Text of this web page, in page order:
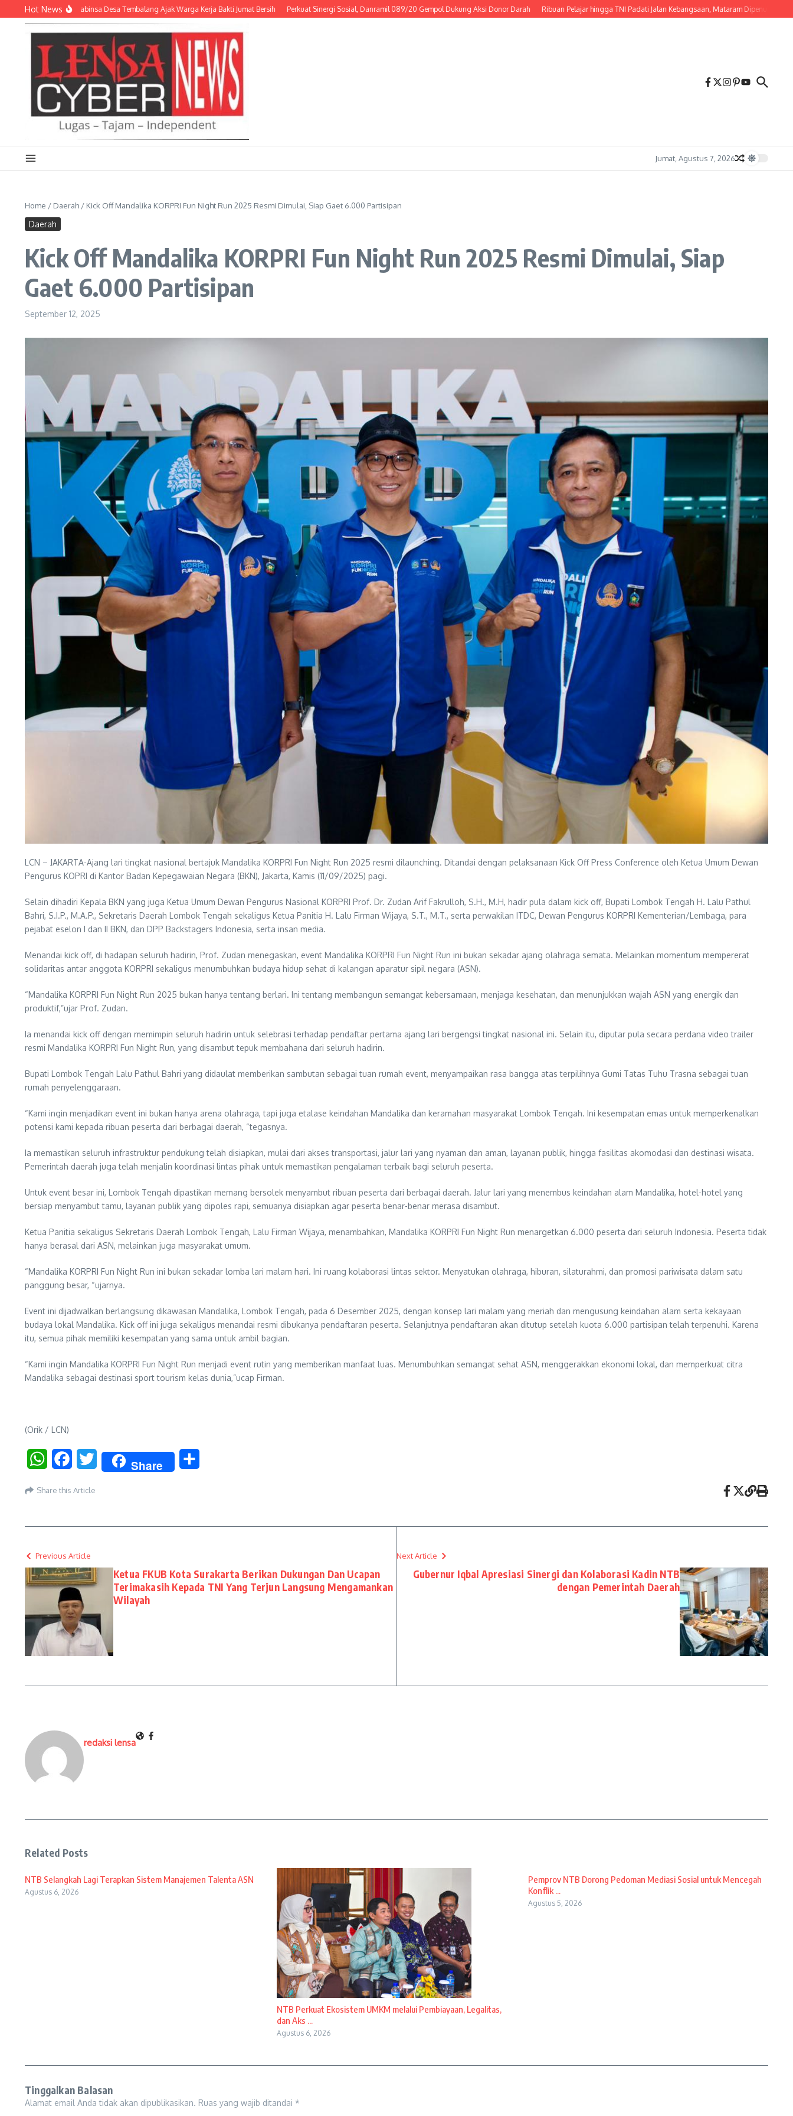
Lewati ke konten
Hot News
Kebersamaan, Babinsa Desa Tembalang Ajak Warga Kerja Bakti Jumat Bersih Perkuat Sinergi Sosial, Danramil 089/20 Gempol Dukung Aksi Donor Darah Ribuan Pelajar hingga TNI Padati Jalan Kebangsaan, Mataram Dipenuhi Merah Putih
Jumat, Agustus 7, 2026
Home / Daerah / Kick Off Mandalika KORPRI Fun Night Run 2025 Resmi Dimulai, Siap Gaet 6.000 Partisipan
Daerah
Kick Off Mandalika KORPRI Fun Night Run 2025 Resmi Dimulai, Siap
Gaet 6.000 Partisipan
September 12, 2025
LCN – JAKARTA-Ajang lari tingkat nasional bertajuk Mandalika KORPRI Fun Night Run 2025 resmi dilaunching. Ditandai dengan pelaksanaan Kick Off Press Conference oleh Ketua Umum Dewan
Pengurus KOPRI di Kantor Badan Kepegawaian Negara (BKN), Jakarta, Kamis (11/09/2025) pagi.
Selain dihadiri Kepala BKN yang juga Ketua Umum Dewan Pengurus Nasional KORPRI Prof. Dr. Zudan Arif Fakrulloh, S.H., M.H, hadir pula dalam kick off, Bupati Lombok Tengah H. Lalu Pathul
Bahri, S.I.P., M.A.P., Sekretaris Daerah Lombok Tengah sekaligus Ketua Panitia H. Lalu Firman Wijaya, S.T., M.T., serta perwakilan ITDC, Dewan Pengurus KORPRI Kementerian/Lembaga, para
pejabat eselon I dan II BKN, dan DPP Backstagers Indonesia, serta insan media.
Menandai kick off, di hadapan seluruh hadirin, Prof. Zudan menegaskan, event Mandalika KORPRI Fun Night Run ini bukan sekadar ajang olahraga semata. Melainkan momentum mempererat
solidaritas antar anggota KORPRI sekaligus menumbuhkan budaya hidup sehat di kalangan aparatur sipil negara (ASN).
“Mandalika KORPRI Fun Night Run 2025 bukan hanya tentang berlari. Ini tentang membangun semangat kebersamaan, menjaga kesehatan, dan menunjukkan wajah ASN yang energik dan
produktif,”ujar Prof. Zudan.
Ia menandai kick off dengan memimpin seluruh hadirin untuk selebrasi terhadap pendaftar pertama ajang lari bergengsi tingkat nasional ini. Selain itu, diputar pula secara perdana video trailer
resmi Mandalika KORPRI Fun Night Run, yang disambut tepuk membahana dari seluruh hadirin.
Bupati Lombok Tengah Lalu Pathul Bahri yang didaulat memberikan sambutan sebagai tuan rumah event, menyampaikan rasa bangga atas terpilihnya Gumi Tatas Tuhu Trasna sebagai tuan
rumah penyelenggaraan.
“Kami ingin menjadikan event ini bukan hanya arena olahraga, tapi juga etalase keindahan Mandalika dan keramahan masyarakat Lombok Tengah. Ini kesempatan emas untuk memperkenalkan
potensi kami kepada ribuan peserta dari berbagai daerah, “tegasnya.
Ia memastikan seluruh infrastruktur pendukung telah disiapkan, mulai dari akses transportasi, jalur lari yang nyaman dan aman, layanan publik, hingga fasilitas akomodasi dan destinasi wisata.
Pemerintah daerah juga telah menjalin koordinasi lintas pihak untuk memastikan pengalaman terbaik bagi seluruh peserta.
Untuk event besar ini, Lombok Tengah dipastikan memang bersolek menyambut ribuan peserta dari berbagai daerah. Jalur lari yang menembus keindahan alam Mandalika, hotel-hotel yang
bersiap menyambut tamu, layanan publik yang dipoles rapi, semuanya disiapkan agar peserta benar-benar merasa disambut.
Ketua Panitia sekaligus Sekretaris Daerah Lombok Tengah, Lalu Firman Wijaya, menambahkan, Mandalika KORPRI Fun Night Run menargetkan 6.000 peserta dari seluruh Indonesia. Peserta tidak
hanya berasal dari ASN, melainkan juga masyarakat umum.
“Mandalika KORPRI Fun Night Run ini bukan sekadar lomba lari malam hari. Ini ruang kolaborasi lintas sektor. Menyatukan olahraga, hiburan, silaturahmi, dan promosi pariwisata dalam satu
panggung besar, “ujarnya.
Event ini dijadwalkan berlangsung dikawasan Mandalika, Lombok Tengah, pada 6 Desember 2025, dengan konsep lari malam yang meriah dan mengusung keindahan alam serta kekayaan
budaya lokal Mandalika. Kick off ini juga sekaligus menandai resmi dibukanya pendaftaran peserta. Selanjutnya pendaftaran akan ditutup setelah kuota 6.000 partisipan telah terpenuhi. Karena
itu, semua pihak memiliki kesempatan yang sama untuk ambil bagian.
“Kami ingin Mandalika KORPRI Fun Night Run menjadi event rutin yang memberikan manfaat luas. Menumbuhkan semangat sehat ASN, menggerakkan ekonomi lokal, dan memperkuat citra
Mandalika sebagai destinasi sport tourism kelas dunia,”ucap Firman.
(Orik / LCN)
WhatsAppFacebookTwitter Share
Share this Article
Previous Article
Ketua FKUB Kota Surakarta Berikan Dukungan Dan Ucapan
Terimakasih Kepada TNI Yang Terjun Langsung Mengamankan
Wilayah
Next Article
Gubernur Iqbal Apresiasi Sinergi dan Kolaborasi Kadin NTB
dengan Pemerintah Daerah
redaksi lensa
Related Posts
NTB Selangkah Lagi Terapkan Sistem Manajemen Talenta ASN
Agustus 6, 2026
NTB Perkuat Ekosistem UMKM melalui Pembiayaan, Legalitas,
dan Aks ...
Agustus 6, 2026
Pemprov NTB Dorong Pedoman Mediasi Sosial untuk Mencegah
Konflik ...
Agustus 5, 2026
Tinggalkan Balasan
Alamat email Anda tidak akan dipublikasikan. Ruas yang wajib ditandai *